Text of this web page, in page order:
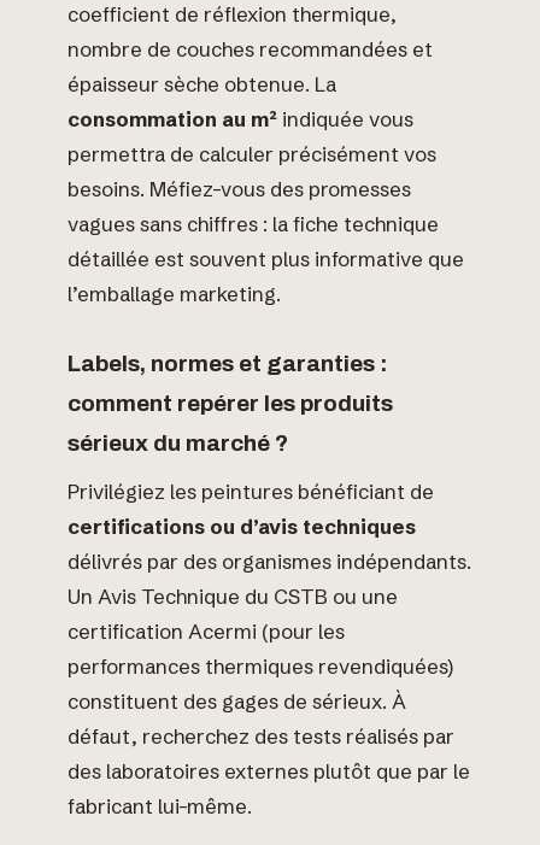
coefficient de réflexion thermique,
nombre de couches recommandées et
épaisseur sèche obtenue. La
consommation au m² indiquée vous
permettra de calculer précisément vos
besoins. Méfiez-vous des promesses
vagues sans chiffres : la fiche technique
détaillée est souvent plus informative que
l’emballage marketing.
Labels, normes et garanties :
comment repérer les produits
sérieux du marché ?
Privilégiez les peintures bénéficiant de
certifications ou d’avis techniques
délivrés par des organismes indépendants.
Un Avis Technique du CSTB ou une
certification Acermi (pour les
performances thermiques revendiquées)
constituent des gages de sérieux. À
défaut, recherchez des tests réalisés par
des laboratoires externes plutôt que par le
fabricant lui-même.